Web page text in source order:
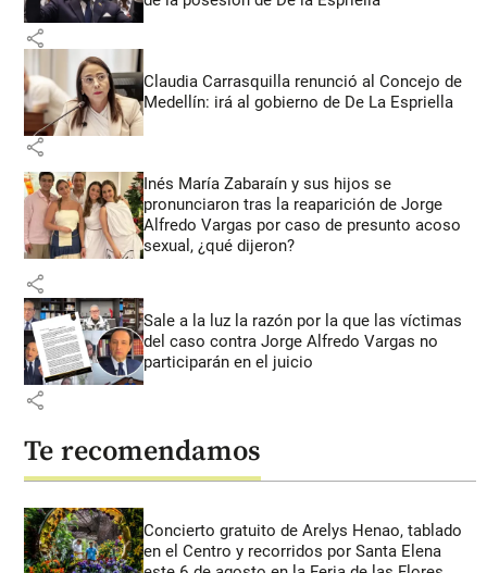
share
Claudia Carrasquilla renunció al Concejo de
Medellín: irá al gobierno de De La Espriella
share
Inés María Zabaraín y sus hijos se
pronunciaron tras la reaparición de Jorge
Alfredo Vargas por caso de presunto acoso
sexual, ¿qué dijeron?
share
Sale a la luz la razón por la que las víctimas
del caso contra Jorge Alfredo Vargas no
participarán en el juicio
share
Te recomendamos
Concierto gratuito de Arelys Henao, tablado
en el Centro y recorridos por Santa Elena